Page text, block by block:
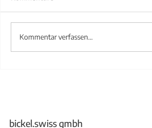
Treppengeländer aus Stahl
Kommentar verfassen...
bickel.swiss gmbh